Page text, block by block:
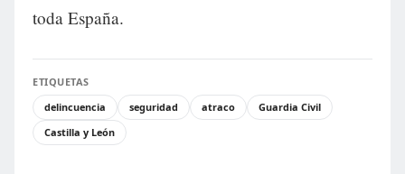
toda España.
ETIQUETAS
delincuencia
seguridad atraco
Guardia Civil
Castilla y León